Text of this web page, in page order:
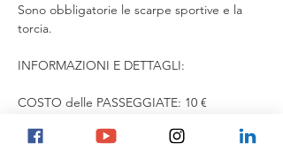
Sono obbligatorie le scarpe sportive e la
torcia.
INFORMAZIONI E DETTAGLI:
COSTO delle PASSEGGIATE: 10 €
GRATUITE PER BAMBINI fino ai 12 anni, ma